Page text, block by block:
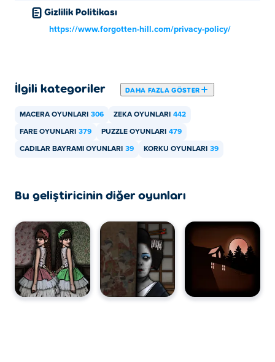
oynayabilirsiniz.
Forgotten Hill: The Wardrobe 4'ü mobil
Forgotten Hill: The Wardrobe 4, bilgisayarınızda ve
Gizlilik Politikası
https://www.forgotten-hill.com/privacy-policy/
İlgili kategoriler DAHA FAZLA GÖSTER
MACERA OYUNLARI 306 ZEKA OYUNLARI 442
FARE OYUNLARI 379 PUZZLE OYUNLARI 479
CADILAR BAYRAMI OYUNLARI 39 KORKU OYUNLARI 39
Bu geliştiricinin diğer oyunları